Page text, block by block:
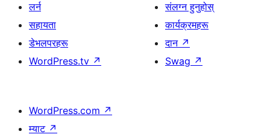
लर्न
सहायता
डेभलपरहरू
WordPress.tv ↗
संलग्न हुनुहोस्
कार्यक्रमहरू
दान ↗
Swag ↗
WordPress.com ↗
म्याट ↗